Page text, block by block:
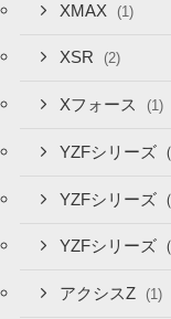
XMAX (1)
XSR (2)
Xフォース (1)
YZFシリーズ
YZFシリーズ
YZFシリーズ
アクシスZ (1)